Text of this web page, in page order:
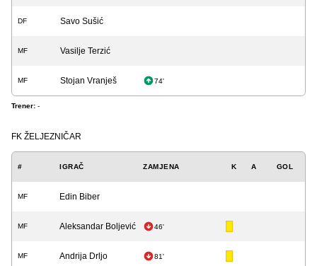
DF Savo Sušić
MF Vasilje Terzić
MF Stojan Vranješ 74'
Trener: -
FK ŽELJEZNIČAR
# IGRAČ ZAMJENA K A GOL
MF Edin Biber
MF Aleksandar Boljević 46'
MF Andrija Drljo 81'